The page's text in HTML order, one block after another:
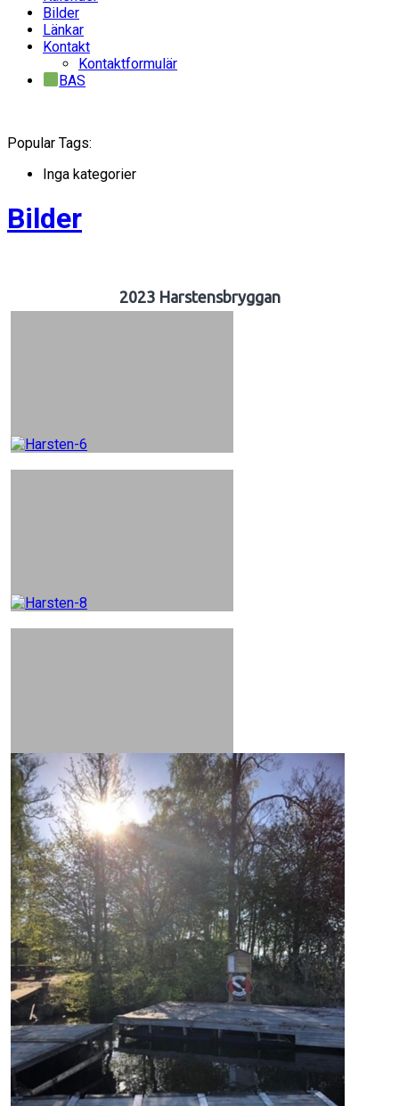
Bilder
Länkar
Kontakt
Kontaktformulär
BAS
Popular Tags:
Inga kategorier
Bilder
2023 Harstensbryggan